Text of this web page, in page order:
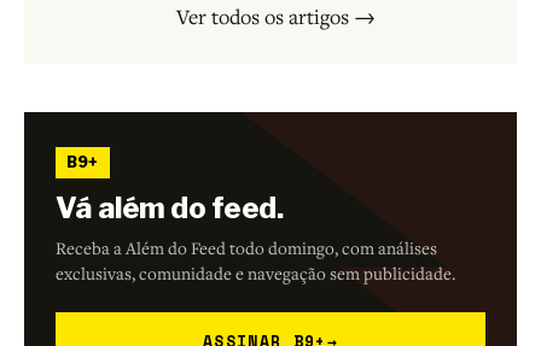
Ver todos os artigos →
B9+
Vá além do feed.
Receba a Além do Feed todo domingo, com análises
exclusivas, comunidade e navegação sem publicidade.
ASSINAR B9+ →